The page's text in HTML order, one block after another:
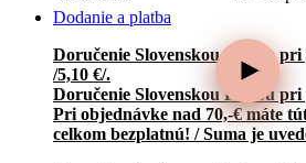
Dodanie a platba
Doručenie Slovenskou Poštou pri
/5,10 €/.
Doručenie Slovenskou Poštou
Pri objednávke nad 70,-€ máte
celkom bezplatnú! / Suma je